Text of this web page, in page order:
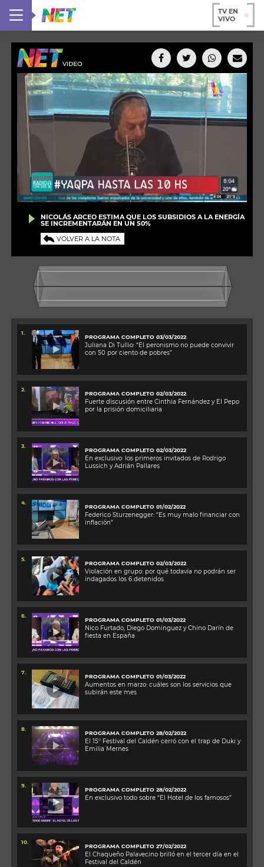
TV EN
VIVO
NICOLÁS ARCEO ESTIMA QUE LOS SUBSIDIOS A LA ENERGÍA
SE INCREMENTARÁN EN UN 50%
VOLVER A LA NOTA
1.
PROGRAMA COMPLETO 03/03/2022
Juliana Di Tullio: “El peronismo no puede convivir
con 50 por ciento de pobres”
2.
PROGRAMA COMPLETO 02/03/2022
Fuerte discusión entre Cinthia Fernández y El Pepo
por la prisión domiciliaria
3.
PROGRAMA COMPLETO 02/03/2022
En exclusivo: los primeros invitados de Rodrigo
Lussich y Adrián Pallares
4.
PROGRAMA COMPLETO 01/02/2022
Federico Sturzenegger: “Es muy malo financiar con
inflación”
5.
PROGRAMA COMPLETO 02/03/2022
Violación en grupo: por qué todavía no podrán ser
indagados los 6 detenidos
6.
PROGRAMA COMPLETO 01/03/2022
Nico Furtado, Diego Dominguez y Chino Darín de
fiesta en España
7.
PROGRAMA COMPLETO 01/03/2022
Aumentos en marzo: cuáles son los servicios que
subirán este mes
8.
PROGRAMA COMPLETO 28/02/2022
El 15° Festival del Caldén cerró con el trap de Duki y
Emilia Mernes
9.
PROGRAMA COMPLETO 28/02/2022
En exclusivo todo sobre “El Hotel de los famosos”
10.
PROGRAMA COMPLETO 27/02/2022
El Chaqueño Palavecino brilló en el tercer día en el
Festival del Caldén